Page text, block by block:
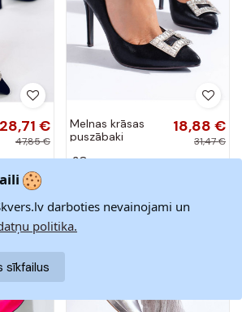
28,71 €
47,85 €
Melnas krāsas
puszābaki
18,88 €
31,47 €
38
darboties nevainojami un
politika.